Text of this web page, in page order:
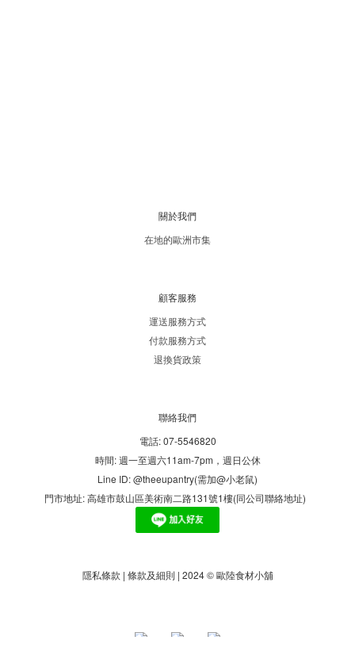
關於我們
在地的歐洲市集
顧客服務
運送服務方式
付款服務方式
退換貨政策
聯絡我們
電話: 07-5546820
時間: 週一至週六11am-7pm，週日公休
Line ID: @theeupantry(需加@小老鼠)
門市地址: 高雄市鼓山區美術南二路131號1樓(同公司聯絡地址)
隱私條款 | 條款及細則 | 2024 © 歐陸食材小舖